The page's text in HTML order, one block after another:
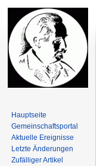
Hauptseite
Gemeinschafts­portal
Aktuelle Ereignisse
Letzte Änderungen
Zufälliger Artikel